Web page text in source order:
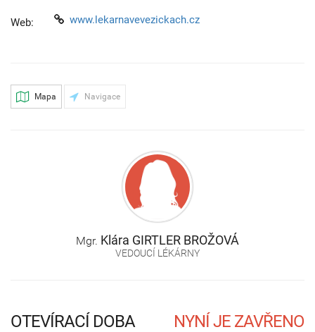
Web: www.lekarnavevezickach.cz
Mapa Navigace
Mgr. Klára GIRTLER BROŽOVÁ
VEDOUCÍ LÉKÁRNY
OTEVÍRACÍ DOBA